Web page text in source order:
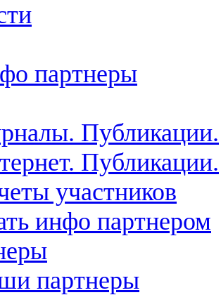
партнеры
Публикации.
Публикации.
участников
инфо партнером
партнеры